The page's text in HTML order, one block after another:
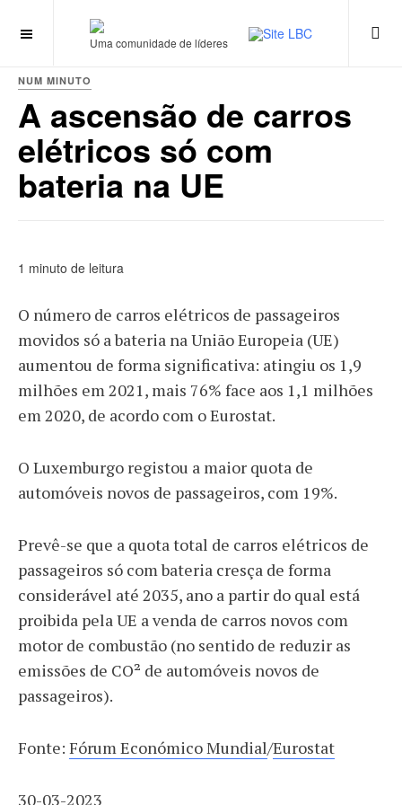
Uma comunidade de líderes
NUM MINUTO
A ascensão de carros
elétricos só com
bateria na UE
1 minuto de leitura
O número de carros elétricos de passageiros
movidos só a bateria na União Europeia (UE)
aumentou de forma significativa: atingiu os 1,9
milhões em 2021, mais 76% face aos 1,1 milhões
em 2020, de acordo com o Eurostat.
O Luxemburgo registou a maior quota de
automóveis novos de passageiros, com 19%.
Prevê-se que a quota total de carros elétricos de
passageiros só com bateria cresça de forma
considerável até 2035, ano a partir do qual está
proibida pela UE a venda de carros novos com
motor de combustão (no sentido de reduzir as
emissões de CO² de automóveis novos de
passageiros).
Fonte: Fórum Económico Mundial/Eurostat
30-03-2023